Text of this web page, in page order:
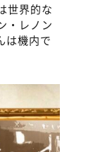
世界的な
・レノン
は機内で